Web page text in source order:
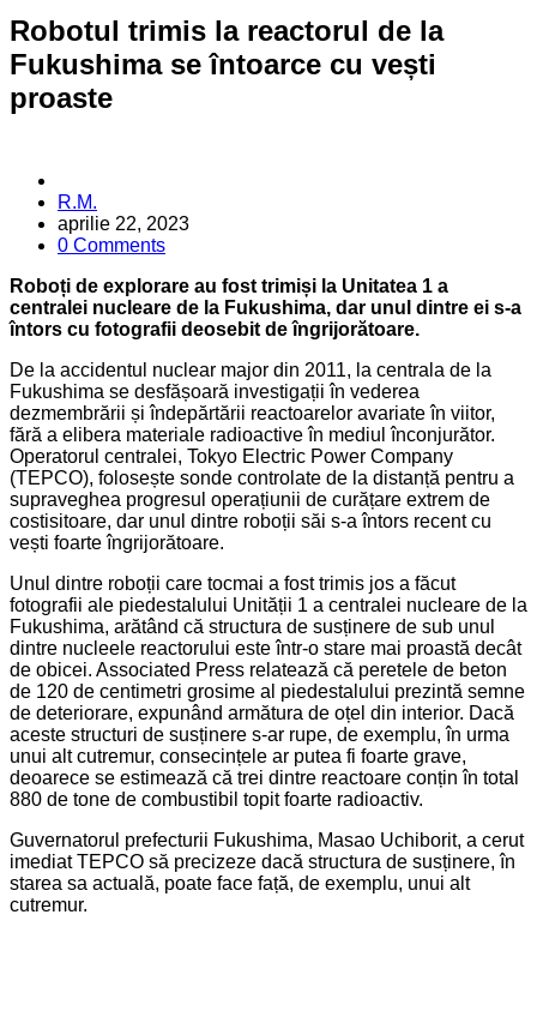
Robotul trimis la reactorul de la
Fukushima se întoarce cu vești
proaste
Posted
by
R.M.
aprilie 22, 2023
0 Comments
Roboți de explorare au fost trimiși la Unitatea 1 a
centralei nucleare de la Fukushima, dar unul dintre ei s-a
întors cu fotografii deosebit de îngrijorătoare.
De la accidentul nuclear major din 2011, la centrala de la
Fukushima se desfășoară investigații în vederea
dezmembrării și îndepărtării reactoarelor avariate în viitor,
fără a elibera materiale radioactive în mediul înconjurător.
Operatorul centralei, Tokyo Electric Power Company
(TEPCO), folosește sonde controlate de la distanță pentru a
supraveghea progresul operațiunii de curățare extrem de
costisitoare, dar unul dintre roboții săi s-a întors recent cu
vești foarte îngrijorătoare.
Unul dintre roboții care tocmai a fost trimis jos a făcut
fotografii ale piedestalului Unității 1 a centralei nucleare de la
Fukushima, arătând că structura de susținere de sub unul
dintre nucleele reactorului este într-o stare mai proastă decât
de obicei. Associated Press relatează că peretele de beton
de 120 de centimetri grosime al piedestalului prezintă semne
de deteriorare, expunând armătura de oțel din interior. Dacă
aceste structuri de susținere s-ar rupe, de exemplu, în urma
unui alt cutremur, consecințele ar putea fi foarte grave,
deoarece se estimează că trei dintre reactoare conțin în total
880 de tone de combustibil topit foarte radioactiv.
Guvernatorul prefecturii Fukushima, Masao Uchiborit, a cerut
imediat TEPCO să precizeze dacă structura de susținere, în
starea sa actuală, poate face față, de exemplu, unui alt
cutremur.